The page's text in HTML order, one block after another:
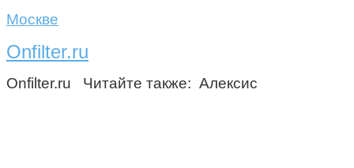
Москве
Onfilter.ru
Onfilter.ru Читайте также: Алексис